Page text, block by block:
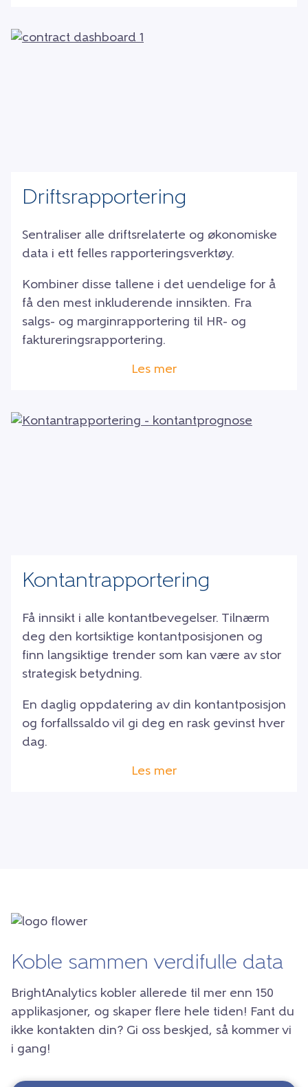
Driftsrapportering
Sentraliser alle driftsrelaterte og økonomiske
data i ett felles rapporteringsverktøy.
Kombiner disse tallene i det uendelige for å
få den mest inkluderende innsikten. Fra
salgs- og marginrapportering til HR- og
faktureringsrapportering.
Les mer
Kontantrapportering
Få innsikt i alle kontantbevegelser. Tilnærm
deg den kortsiktige kontantposisjonen og
finn langsiktige trender som kan være av stor
strategisk betydning.
En daglig oppdatering av din kontantposisjon
og forfallssaldo vil gi deg en rask gevinst hver
dag.
Les mer
Koble sammen verdifulle data
BrightAnalytics kobler allerede til mer enn 150
applikasjoner, og skaper flere hele tiden! Fant du
ikke kontakten din? Gi oss beskjed, så kommer vi
i gang!